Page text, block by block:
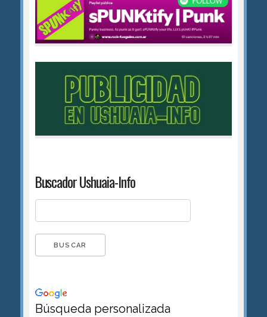
Buscador Ushuaia-Info
Búsqueda personalizada